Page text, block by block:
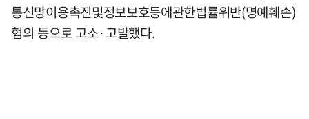
통신망이용촉진및정보보호등에관한법률위반(명예훼손)
혐의 등으로 고소·고발했다.